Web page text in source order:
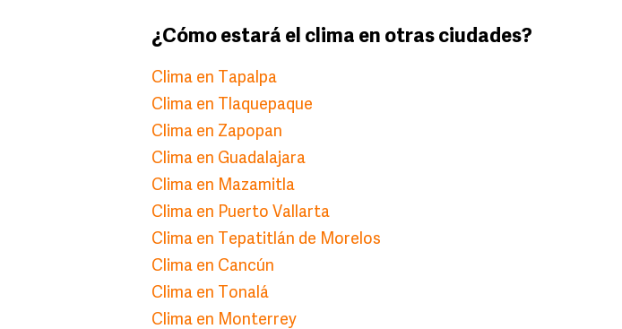
¿Cómo estará el clima en otras ciudades?
Clima en Tapalpa
Clima en Tlaquepaque
Clima en Zapopan
Clima en Guadalajara
Clima en Mazamitla
Clima en Puerto Vallarta
Clima en Tepatitlán de Morelos
Clima en Cancún
Clima en Tonalá
Clima en Monterrey